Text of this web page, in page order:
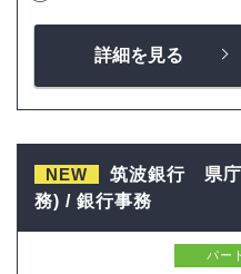
詳細を見る
NEW
筑波銀行 県庁
務) / 銀行事務
パー